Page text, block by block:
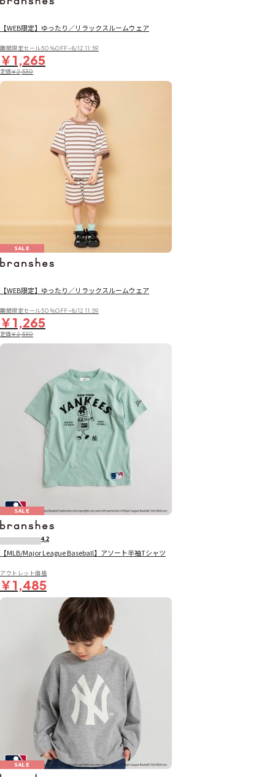
【WEB限定】ゆったり／リラックスルームウェア
期間限定セール50％OFF~8/12 11:59
￥1,265
定価￥2,530
SALE
【WEB限定】ゆったり／リラックスルームウェア
期間限定セール50％OFF~8/12 11:59
￥1,265
定価￥2,530
SALE
4.2
【MLB/Major League Baseball】アソート半袖Tシャツ
アウトレット価格
￥1,485
SALE